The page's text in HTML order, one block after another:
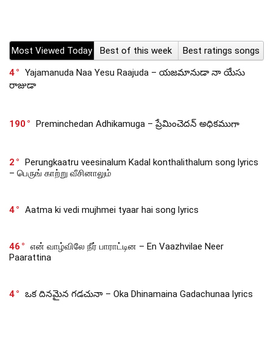
Most Viewed Today Best of this week
Best ratings songs
4
Yajamanuda Naa Yesu Raajuda – యజమానుడా నా యేసు
రాజుడా
190 Preminchedan Adhikamuga – ప్రేమించెదన్ అధికముగా
2
Perungkaatru veesinalum Kadal konthalithalum song lyrics
– பெருங் காற்று வீசினாலும்
4 Aatma ki vedi mujhmei tyaar hai song lyrics
46
என் வாழ்விலே நீர் பாராட்டின – En Vaazhvilae Neer
Paarattina
4 ఒక దినమైన గడచునా – Oka Dhinamaina Gadachunaa lyrics